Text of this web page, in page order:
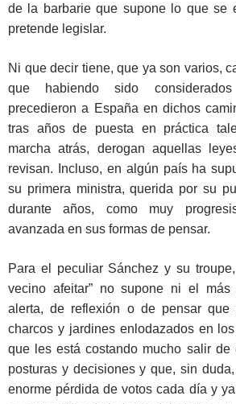
de la barbarie que supone lo que se
pretende legislar.
Ni que decir tiene, que ya son varios,
que habiendo sido
precedieron a España en dichos
tras años de puesta en práctica
marcha atrás, derogan aquellas
revisan. Incluso, en algún país ha
su primera ministra, querida por su
durante años, como muy
avanzada en sus formas de pensar.
Para el peculiar Sánchez y su
vecino afeitar” no supone ni el más
alerta, de reflexión o de pensar
charcos y jardines enlodazados en
que les está costando mucho salir de
posturas y decisiones y que, sin
enorme pérdida de votos cada día y